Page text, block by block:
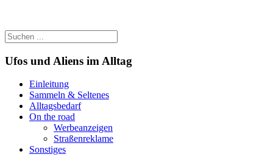
Ufos und Aliens im Alltag
Einleitung
Sammeln & Seltenes
Alltagsbedarf
On the road
Werbeanzeigen
Straßenreklame
Sonstiges